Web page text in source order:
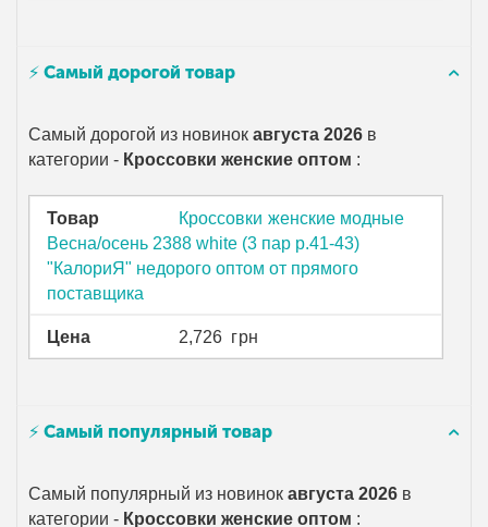
⚡ Самый дорогой товар
Самый дорогой из новинокавгуста 2026 в
категории - Кроссовки женские оптом :
Товар
Кроссовки женские модные
Весна/осень 2388 white (3 пар р.41-43)
"КалориЯ" недорого оптом от прямого
поставщика
Цена 2,726 грн
⚡ Самый популярный товар
Самый популярный из новинокавгуста 2026 в
категории - Кроссовки женские оптом :